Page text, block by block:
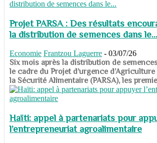
Projet PARSA : Des résultats
la distribution de semences dans le...
Economie Frantzou Laguerre - 03/07/26
​​​​​​​Six mois après la distribution de
le cadre du Projet d’urgence
la Sécurité Alimentaire (PARSA), les
Haïti: appel à partenariats pour
l’entrepreneuriat agroalimentaire